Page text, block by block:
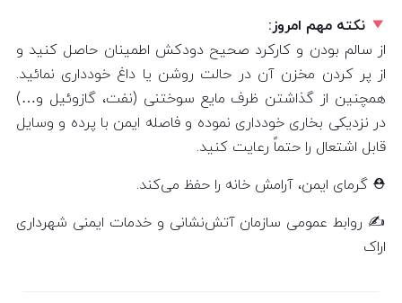
نکته مهم امروز:
از سالم بودن و کارکرد صحیح دودکش اطمینان حاصل کنید و
از پر کردن مخزن آن در حالت روشن یا داغ خودداری نمائید.
همچنین از گذاشتن ظرف مایع سوختنی (نفت، گازوئیل و…)
در نزدیکی بخاری خودداری نموده و فاصله ایمن با پرده و وسایل
قابل اشتعال را حتماً رعایت کنید.
⛑ گرمای ایمن، آرامش خانه را حفظ می‌کند.
✍️ روابط عمومی سازمان آتش‌نشانی و خدمات ایمنی شهرداری
اراک